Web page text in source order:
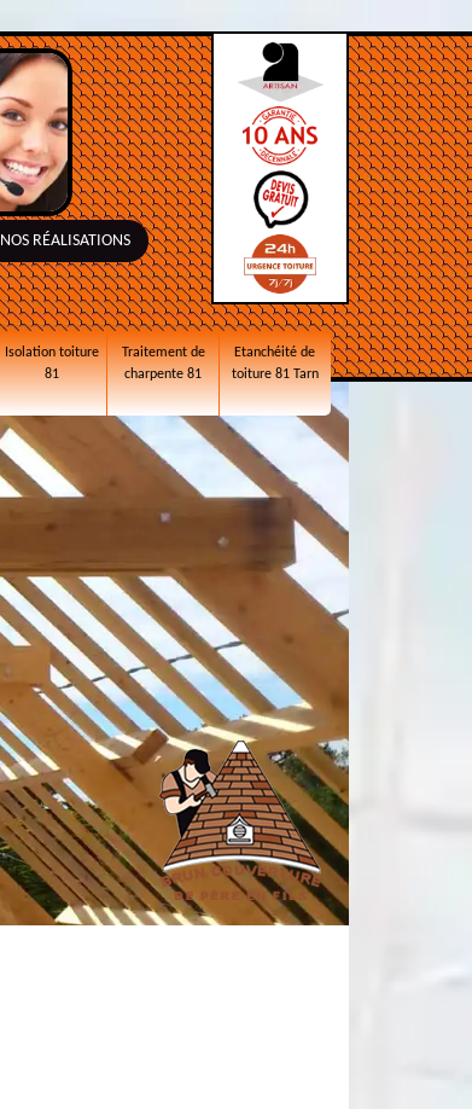
NOS RÉALISATIONS
Isolation toiture
81
Traitement de
charpente 81
Etanchéité de
toiture 81 Tarn